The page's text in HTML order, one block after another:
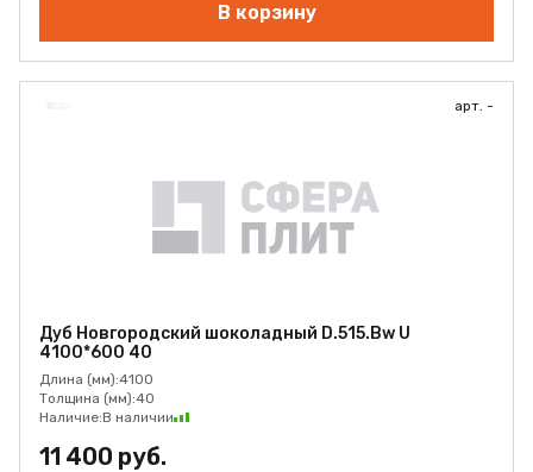
В корзину
арт. -
Дуб Новгородский шоколадный D.515.Bw U
4100*600 40
Длина (мм):4100
Толщина (мм):40
Наличие:В наличии
11 400 руб.